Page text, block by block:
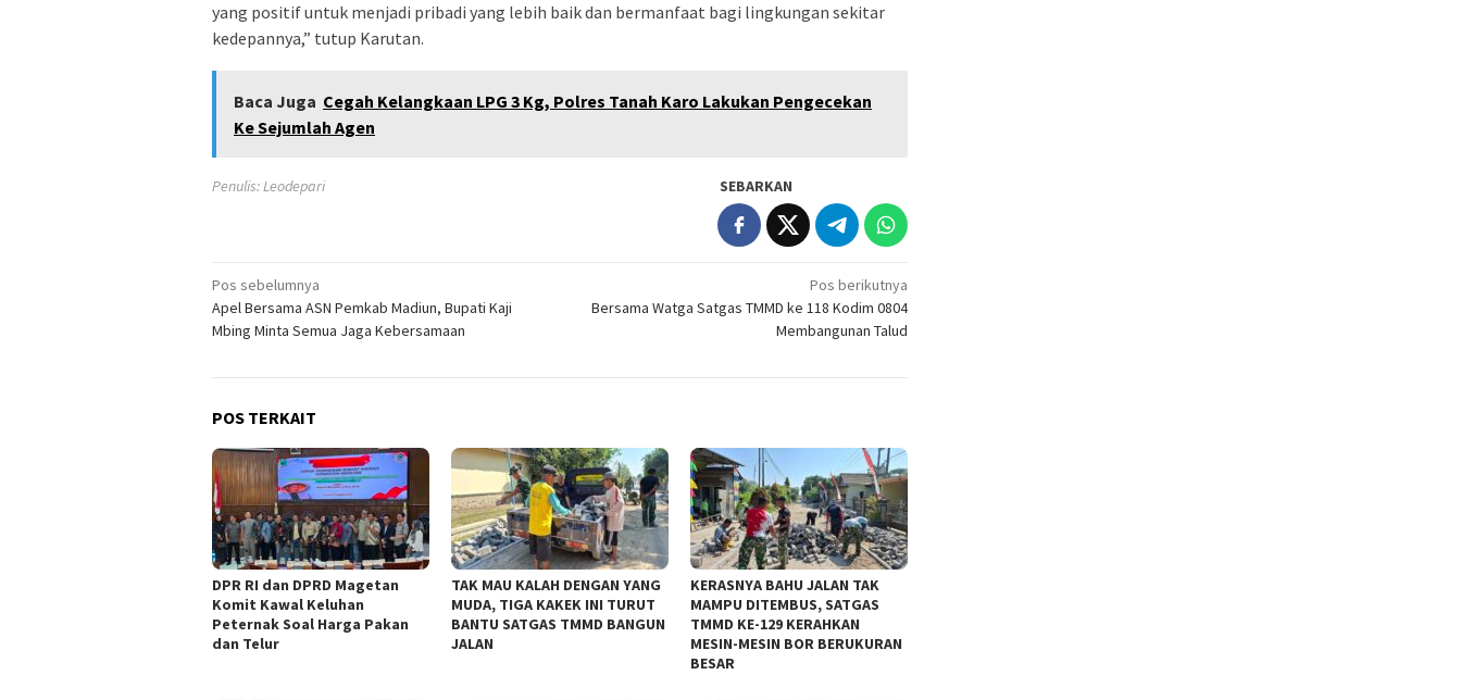
yang positif untuk menjadi pribadi yang lebih baik dan bermanfaat bagi lingkungan sekitar
kedepannya,” tutup Karutan.
Baca Juga Cegah Kelangkaan LPG 3 Kg, Polres Tanah Karo Lakukan Pengecekan
Ke Sejumlah Agen
Penulis: Leodepari SEBARKAN
Navigasi
pos
Pos sebelumnya
Apel Bersama ASN Pemkab Madiun, Bupati Kaji
Mbing Minta Semua Jaga Kebersamaan
Pos berikutnya
Bersama Watga Satgas TMMD ke 118 Kodim 0804
Membangunan Talud
POS TERKAIT
DPR RI dan DPRD Magetan
Komit Kawal Keluhan
Peternak Soal Harga Pakan
dan Telur
TAK MAU KALAH DENGAN YANG
MUDA, TIGA KAKEK INI TURUT
BANTU SATGAS TMMD BANGUN
JALAN
KERASNYA BAHU JALAN TAK
MAMPU DITEMBUS, SATGAS
TMMD KE-129 KERAHKAN
MESIN-MESIN BOR BERUKURAN
BESAR